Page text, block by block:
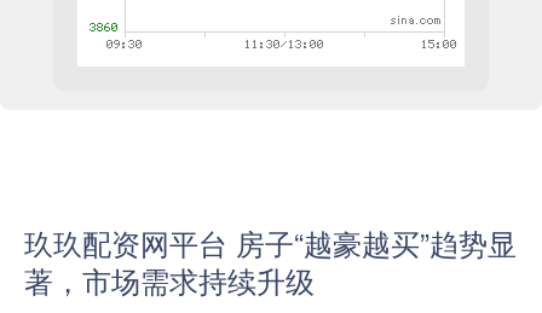
玖玖配资网平台 房子“越豪越买”趋势显
著，市场需求持续升级